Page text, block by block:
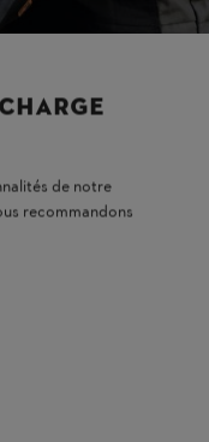
créatifs.
de notre
recommandons